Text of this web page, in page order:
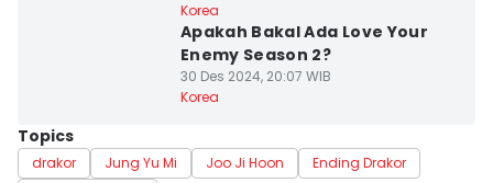
Korea
Apakah Bakal Ada Love Your
Enemy Season 2?
30 Des 2024, 20:07 WIB
Korea
Topics
drakor Jung Yu Mi Joo Ji Hoon
Ending Drakor